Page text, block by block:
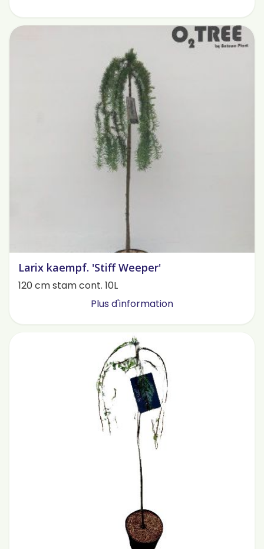
Larix kaempf. 'Stiff Weeper'
120 cm stam cont. 10L
Plus d'information